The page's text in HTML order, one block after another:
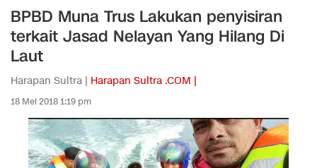
BPBD Muna Trus Lakukan penyisiran
terkait Jasad Nelayan Yang Hilang Di
Laut
Harapan Sultra | Harapan Sultra .COM |
18 Mei 2018 1:19 pm